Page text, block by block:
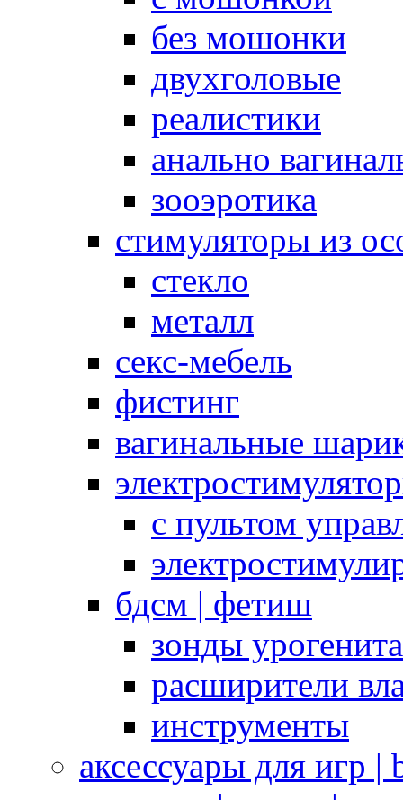
без мошонки
двухголовые
реалистики
анально
зооэротика
стимуляторы из
стекло
металл
секс-мебель
фистинг
вагинальные
с пультом
бдсм | фетиш
зонды
расширители
инструменты
аксессуары для игр |